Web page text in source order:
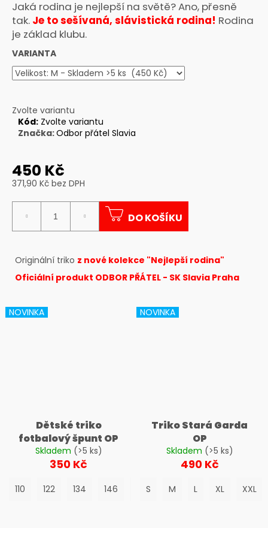
Jaká rodina je nejlepší na světě? Ano, přesně
tak. Je to sešívaná, slávistická rodina! Rodina
je základ klubu.
VARIANTA
Zvolte variantu
Kód: Zvolte variantu
Značka:Odbor přátel Slavia
450 Kč
371,90 Kč bez DPH
cena:
DO KOŠÍKU
Originální triko z nové kolekce "Nejlepší rodina"
Oficiální produkt ODBOR PŘÁTEL - SK Slavia Praha
NOVINKA
Dětské triko
fotbalový špunt OP
Skladem (>5 ks)
350 Kč
110 122 134 146 158
NOVINKA
Triko Stará Garda
OP
Skladem (>5 ks)
490 Kč
S M L XL XXL
a
j
í
t
?
HLEDAT
D
o
o
u
č
u
e
m